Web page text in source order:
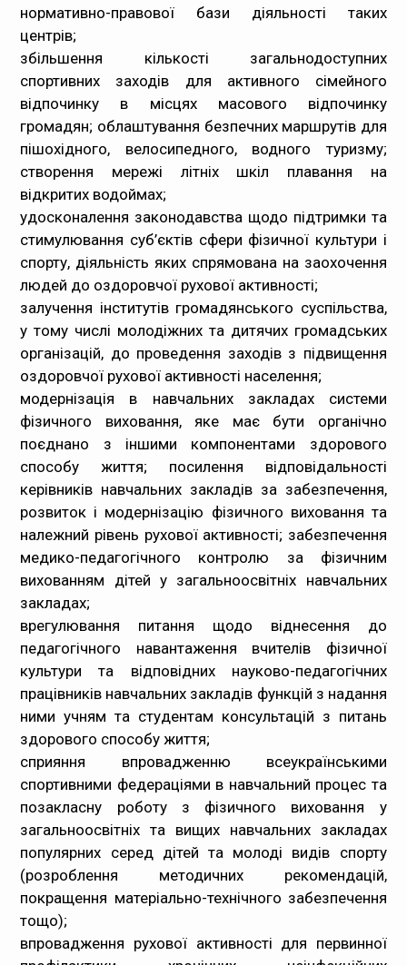
нормативно-правової бази діяльності таких
центрів;
збільшення кількості загальнодоступних
спортивних заходів для активного сімейного
відпочинку в місцях масового відпочинку
громадян; облаштування безпечних маршрутів для
пішохідного, велосипедного, водного туризму;
створення мережі літніх шкіл плавання на
відкритих водоймах;
удосконалення законодавства щодо підтримки та
стимулювання суб’єктів сфери фізичної культури і
спорту, діяльність яких спрямована на заохочення
людей до оздоровчої рухової активності;
залучення інститутів громадянського суспільства,
у тому числі молодіжних та дитячих громадських
організацій, до проведення заходів з підвищення
оздоровчої рухової активності населення;
модернізація в навчальних закладах системи
фізичного виховання, яке має бути органічно
поєднано з іншими компонентами здорового
способу життя; посилення відповідальності
керівників навчальних закладів за забезпечення,
розвиток і модернізацію фізичного виховання та
належний рівень рухової активності; забезпечення
медико-педагогічного контролю за фізичним
вихованням дітей у загальноосвітніх навчальних
закладах;
врегулювання питання щодо віднесення до
педагогічного навантаження вчителів фізичної
культури та відповідних науково-педагогічних
працівників навчальних закладів функцій з надання
ними учням та студентам консультацій з питань
здорового способу життя;
сприяння впровадженню всеукраїнськими
спортивними федераціями в навчальний процес та
позакласну роботу з фізичного виховання у
загальноосвітніх та вищих навчальних закладах
популярних серед дітей та молоді видів спорту
(розроблення методичних рекомендацій,
покращення матеріально-технічного забезпечення
тощо);
впровадження рухової активності для первинної